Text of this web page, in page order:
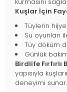
Kuşlar İçin
Tüylerin
Su oyunları
Tüy döküm
Günlük
Birdlife Fırfırlı
yapısıyla
deneyimi sunar.